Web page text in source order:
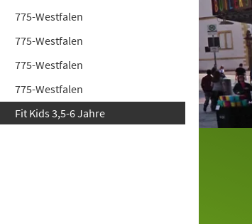
775-Westfalen
775-Westfalen
775-Westfalen
775-Westfalen
Fit Kids 3,5-6 Jahre